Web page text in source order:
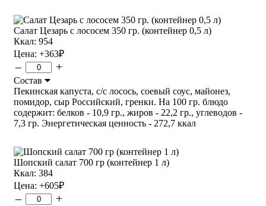
Салат Цезарь с лососем 350 гр. (контейнер 0,5 л)
Ккал: 954
Цена: +363₽
– +
Состав
Пекинская капуста, с/с лосось, соевый соус, майонез,
помидор, сыр Российский, гренки. На 100 гр. блюдо
содержит: белков - 10,9 гр., жиров - 22,2 гр., углеводов -
7,3 гр. Энергетическая ценность - 272,7 ккал
Шопский салат 700 гр (контейнер 1 л)
Ккал: 384
Цена: +605₽
– +